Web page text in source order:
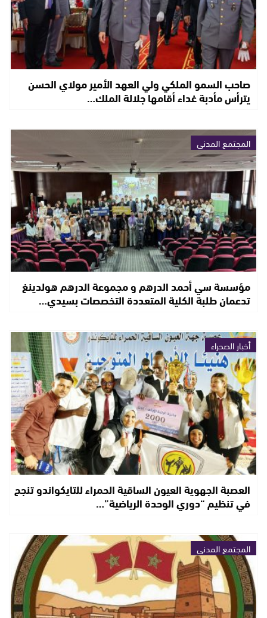
صاحب السمو الملكي ولي العهد الأمير مولاي الحسن
يترأس مأدبة غداء أقامها جلالة الملك…
المجتمع المدني
مؤسسة سي أحمد الدرهم و مجموعة الدرهم هولدينغ
تدعمان طلبة الكلية المتعددة التخصصات بسيدي…
أخبار الصحراء
العصبة الجهوية العيون الساقية الحمراء للتايكواندو تنجح
في تنظيم “دوري الوحدة الرياضية”…
المجتمع المدني